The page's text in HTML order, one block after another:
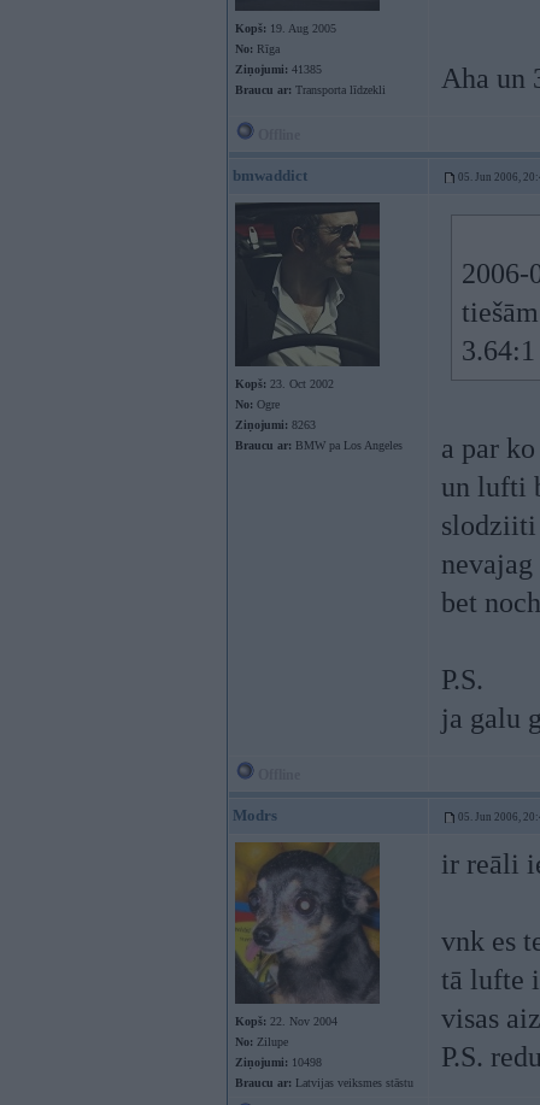
Kopš: 19. Aug 2005
No: Rīga
Ziņojumi: 41385
Braucu ar: Transporta līdzekli Aha un
bmwaddict 05. Jun 2006,
Kopš: 23. Oct 2002
No: Ogre
Ziņojumi: 8263
Braucu ar: BMW pa Los Angeles
2006-
a par
un lufti
slodziiti
nevajag
bet
P.S.
ja galu
Modrs 05. Jun 2006,
Kopš: 22. Nov 2004
No: Zilupe
Ziņojumi: 10498
Braucu ar: Latvijas veiksmes stāstu
ir reāli
vnk es
tā lufte
visas
P.S.